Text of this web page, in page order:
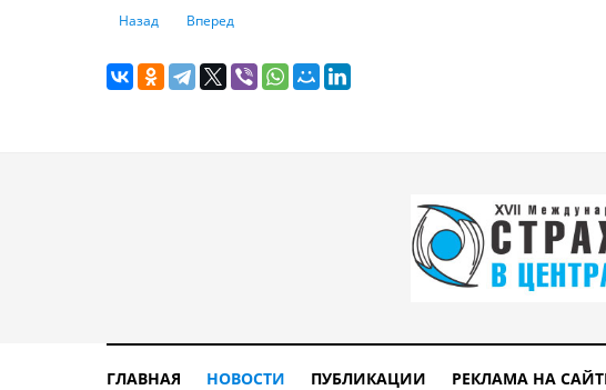
Предыдущий: Кредиты станут дороже c 1 января
Назад Следующий: Казахстан рискует в два раза снизить
Вперед
ГЛАВНАЯ НОВОСТИ ПУБЛИКАЦИИ РЕКЛАМА НА